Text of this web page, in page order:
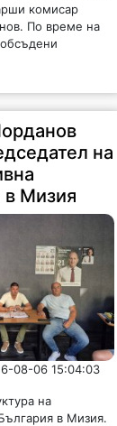
комисар
По време на
на
в Мизия
08-06 15:04:03
на
в Мизия.